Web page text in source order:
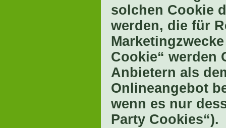
solchen Cookie
werden, die für
Cookie“ werden
Anbietern als
Onlineangebot
wenn es nur
Party Cookies“).